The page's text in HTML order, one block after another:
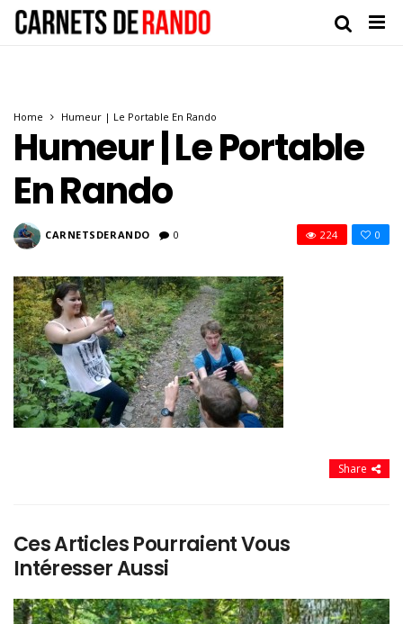
Home Humeur | Le Portable En Rando
Humeur | Le Portable
En Rando
CARNETSDERANDO 0 0
224
Share
Ces Articles Pourraient Vous
Intéresser Aussi